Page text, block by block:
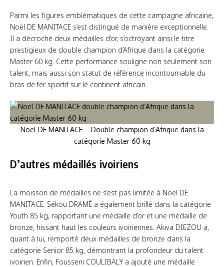
Parmi les figures emblématiques de cette campagne africaine,
Noël DE MANITACE s’est distingué de manière exceptionnelle.
Il a décroché deux médailles d’or, s’octroyant ainsi le titre
prestigieux de double champion d’Afrique dans la catégorie
Master 60 kg. Cette performance souligne non seulement son
talent, mais aussi son statut de référence incontournable du
bras de fer sportif sur le continent africain.
Noel DE MANITACE – Double champion d’Afrique dans la
catégorie Master 60 kg
D’autres médaillés ivoiriens
La moisson de médailles ne s’est pas limitée à Noël DE
MANITACE. Sékou DRAMÉ a également brillé dans la catégorie
Youth 85 kg, rapportant une médaille d’or et une médaille de
bronze, hissant haut les couleurs ivoiriennes. Akiva DIEZOU a,
quant à lui, remporté deux médailles de bronze dans la
catégorie Senior 85 kg, démontrant la profondeur du talent
ivoirien. Enfin, Fousseni COULIBALY a ajouté une médaille